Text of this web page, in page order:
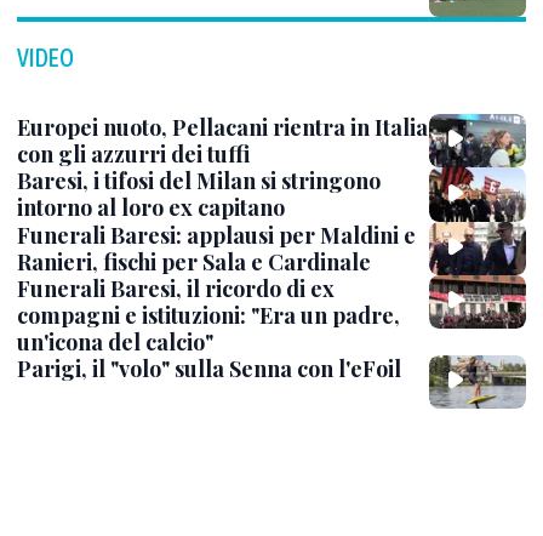
VIDEO
Europei nuoto, Pellacani rientra in Italia
con gli azzurri dei tuffi
Baresi, i tifosi del Milan si stringono
intorno al loro ex capitano
Funerali Baresi: applausi per Maldini e
Ranieri, fischi per Sala e Cardinale
Funerali Baresi, il ricordo di ex
compagni e istituzioni: "Era un padre,
un'icona del calcio"
Parigi, il "volo" sulla Senna con l'eFoil